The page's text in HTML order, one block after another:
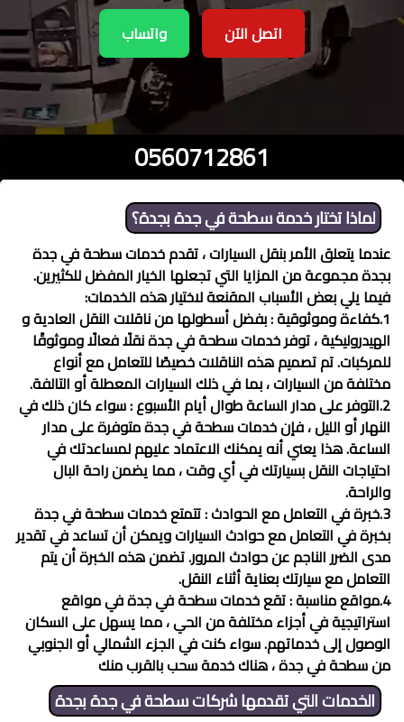
اتصل الآن واتساب
0560712861
لماذا تختار خدمةسطحة في جدةبجدة؟
عندما يتعلق الأمر بنقل السيارات ، تقدم خدماتسطحة في جدة
بجدة مجموعة من المزايا التي تجعلها الخيار المفضل للكثيرين.
فيما يلي بعض الأسباب المقنعة لاختيار هذه الخدمات:
1.كفاءة وموثوقية : بفضل أسطولها من ناقلات النقل العادية و
الهيدروليكية ، توفر خدماتسطحة في جدةنقلًا فعالًا وموثوقًا
للمركبات. تم تصميم هذه الناقلات خصيصًا للتعامل مع أنواع
مختلفة من السيارات ، بما في ذلك السيارات المعطلة أو التالفة.
2.التوفر على مدار الساعة طوال أيام الأسبوع : سواء كان ذلك في
النهار أو الليل ، فإن خدماتسطحة في جدةمتوفرة على مدار
الساعة. هذا يعني أنه يمكنك الاعتماد عليهم لمساعدتك في
احتياجات النقل بسيارتك في أي وقت ، مما يضمن راحة البال
والراحة.
3.خبرة في التعامل مع الحوادث : تتمتع خدمات
سطحة في جدة
بخبرة في التعامل مع حوادث السيارات ويمكن أن تساعد في تقدير
مدى الضرر الناجم عن حوادث المرور. تضمن هذه الخبرة أن يتم
التعامل مع سيارتك بعناية أثناء النقل.
4.مواقع مناسبة : تقع خدمات
سطحة في جدةفي مواقع
استراتيجية في أجزاء مختلفة من الحي ، مما يسهل على السكان
الوصول إلى خدماتهم. سواء كنت في الجزء الشمالي أو الجنوبي
من سطحة في جدة ، هناك خدمة سحب بالقرب منك
الخدمات التي تقدمها شركاتسطحة في جدةبجدة